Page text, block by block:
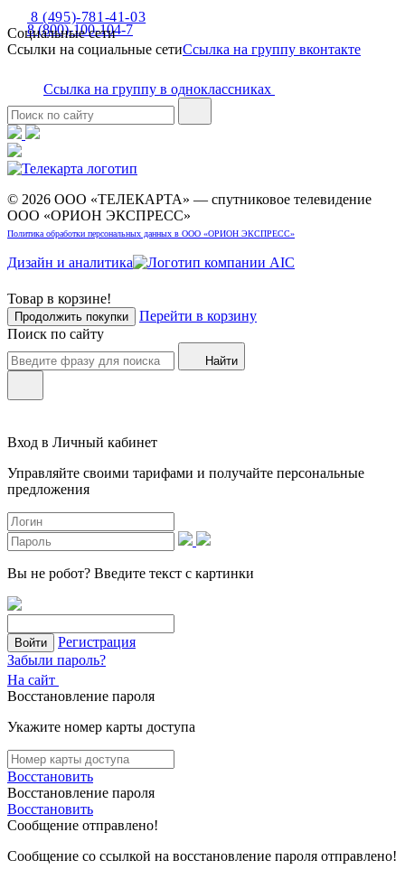
8 (800)-100-104-7
8 (495)-781-41-03
Социальные сети
Ссылки на социальные сетиСсылка на группу вконтакте
Ссылка на группу в одноклассниках
© 2026 ООО «ТЕЛЕКАРТА» — спутниковое телевидение
ООО «ОРИОН ЭКСПРЕСС»
Политика обработки персональных данных в ООО «ОРИОН ЭКСПРЕСС»
Дизайн и аналитика
Товар в корзине!
Продолжить покупки
Перейти в корзину
Поиск по сайту
Найти
Вход в Личный кабинет
Управляйте своими тарифами и получайте персональные
предложения
Вы не робот? Введите текст с картинки
Войти
Регистрация
Забыли пароль?
На сайт
Восстановление пароля
Укажите номер карты доступа
Восстановить
Восстановление пароля
Восстановить
Сообщение отправлено!
Сообщение со ссылкой на восстановление пароля отправлено!